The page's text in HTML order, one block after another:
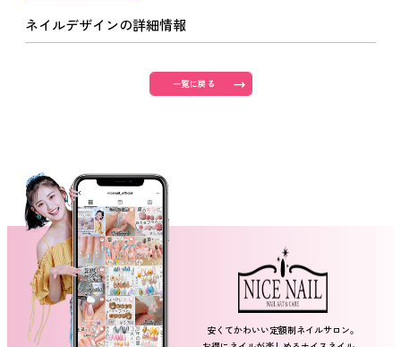
ネイル用語
消費者志向自主宣言
採用情報
ネイルスクール
ネイルデザインの詳細情報
一覧に戻る
安くてかわいい定額制ネイルサロン。